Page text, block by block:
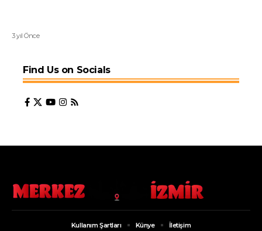
3 yıl Önce
Find Us on Socials
Kullanım Şartları Künye İletişim